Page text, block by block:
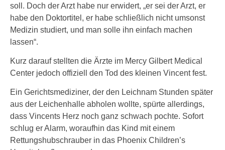
soll. Doch der Arzt habe nur erwidert, „er sei der Arzt, er
habe den Doktortitel, er habe schließlich nicht umsonst
Medizin studiert, und man solle ihn einfach machen
lassen“.
Kurz darauf stellten die Ärzte im Mercy Gilbert Medical
Center jedoch offiziell den Tod des kleinen Vincent fest.
Ein Gerichtsmediziner, der den Leichnam Stunden später
aus der Leichenhalle abholen wollte, spürte allerdings,
dass Vincents Herz noch ganz schwach pochte. Sofort
schlug er Alarm, woraufhin das Kind mit einem
Rettungshubschrauber in das Phoenix Children’s